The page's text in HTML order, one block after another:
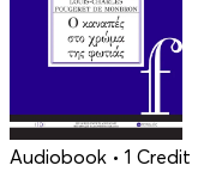
Audiobook • 1 Credit